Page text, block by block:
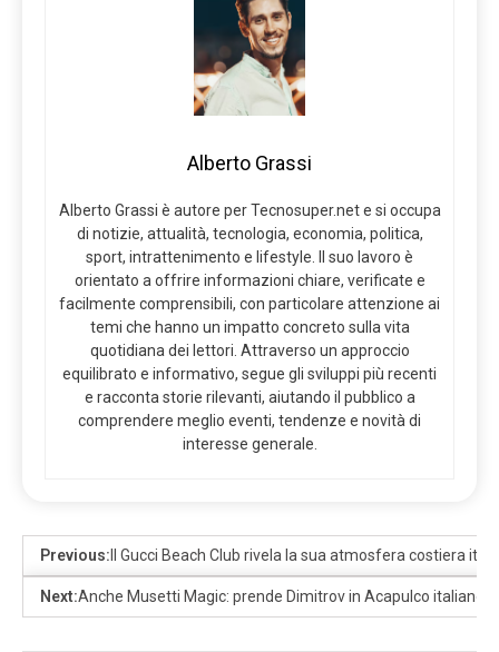
Alberto Grassi
Alberto Grassi è autore per Tecnosuper.net e si occupa
di notizie, attualità, tecnologia, economia, politica,
sport, intrattenimento e lifestyle. Il suo lavoro è
orientato a offrire informazioni chiare, verificate e
facilmente comprensibili, con particolare attenzione ai
temi che hanno un impatto concreto sulla vita
quotidiana dei lettori. Attraverso un approccio
equilibrato e informativo, segue gli sviluppi più recenti
e racconta storie rilevanti, aiutando il pubblico a
comprendere meglio eventi, tendenze e novità di
interesse generale.
Previous: Il Gucci Beach Club rivela la sua atmosfera costiera
Next:Anche Musetti Magic: prende Dimitrov in Acapulco italiano